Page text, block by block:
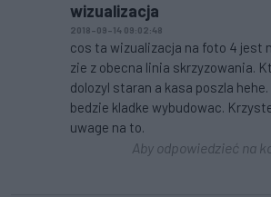
wizualizacja
2018-09-14 09:02:48
cos ta wizualizacja na foto 4 jest
zie z obecna linia skrzyzowania.
dolozyl staran a kasa poszla
bedzie kladke wybudowac.
uwage na to.
Aby odpowiedzieć na